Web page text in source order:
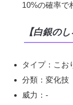
10%の確率で
【白銀の
タイプ：こお
分類：変化技
威力：-